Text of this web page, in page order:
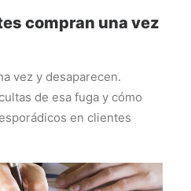
compran una vez
vez y desaparecen.
de esa fuga y cómo
en clientes